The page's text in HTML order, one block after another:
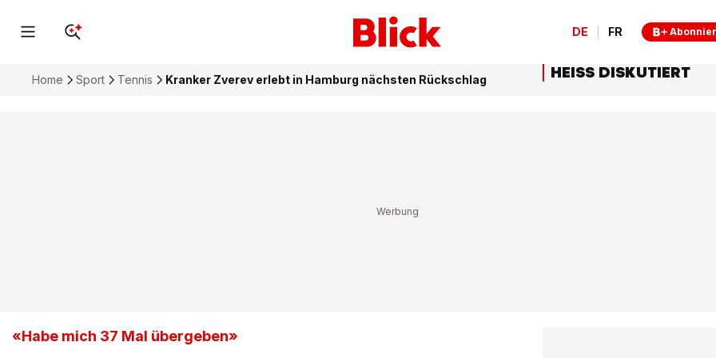
DE FR
Home Sport Tennis Kranker Zverev erlebt in Hamburg nächsten Rückschlag
«Habe mich 37 Mal übergeben»
HEISS DISKUTIERT